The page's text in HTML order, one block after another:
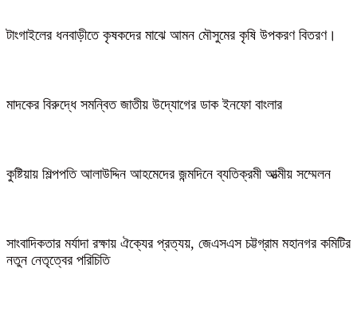
টাংগাইলের ধনবাড়ীতে কৃষকদের মাঝে আমন মৌসুমের কৃষি উপকরণ বিতরণ।
মাদকের বিরুদ্ধে সমন্বিত জাতীয় উদ্যোগের ডাক ইনফো বাংলার
কুষ্টিয়ায় শিল্পপতি আলাউদ্দিন আহমেদের জন্মদিনে ব্যতিক্রমী আত্মীয় সম্মেলন
সাংবাদিকতার মর্যাদা রক্ষায় ঐক্যের প্রত্যয়, জেএসএস চট্টগ্রাম মহানগর কমিটির
নতুন নেতৃত্বের পরিচিতি